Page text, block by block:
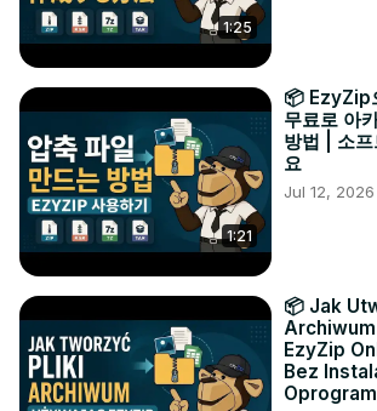
1:25
1:21
📦 EzyZip
무료로 아
방법 | 소
요
Jul 12, 2026
📦 Jak
EzyZip
Bez